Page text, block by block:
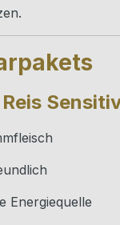
Reis
Energiequelle